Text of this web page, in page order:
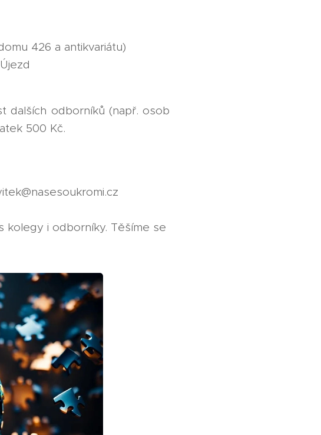
426 a antikvariátu)
dalších odborníků (např. osob
500 Kč.
kolegy i odborníky. Těšíme se